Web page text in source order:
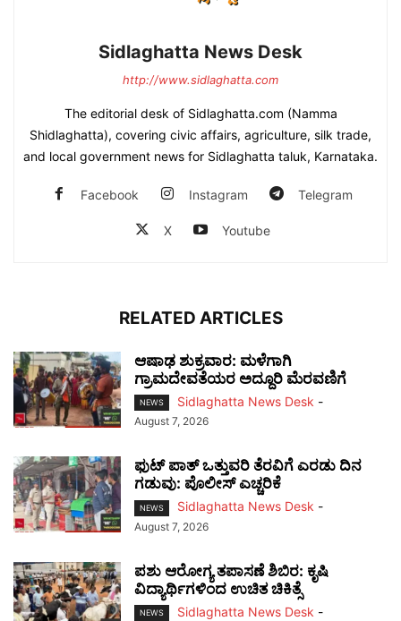
Sidlaghatta News Desk
http://www.sidlaghatta.com
The editorial desk of Sidlaghatta.com (Namma
Shidlaghatta), covering civic affairs, agriculture, silk trade,
and local government news for Sidlaghatta taluk, Karnataka.
Facebook Instagram Telegram
X Youtube
RELATED ARTICLES
ಆಷಾಢ ಶುಕ್ರವಾರ: ಮಳೆಗಾಗಿ
ಗ್ರಾಮದೇವತೆಯರ ಅದ್ದೂರಿ ಮೆರವಣಿಗೆ
NEWS Sidlaghatta News Desk -
August 7, 2026
ಫುಟ್‌ ಪಾತ್ ಒತ್ತುವರಿ ತೆರವಿಗೆ ಎರಡು ದಿನ
ಗಡುವು: ಪೊಲೀಸ್ ಎಚ್ಚರಿಕೆ
NEWS Sidlaghatta News Desk -
August 7, 2026
ಪಶು ಆರೋಗ್ಯ ತಪಾಸಣೆ ಶಿಬಿರ: ಕೃಷಿ
ವಿದ್ಯಾರ್ಥಿಗಳಿಂದ ಉಚಿತ ಚಿಕಿತ್ಸೆ
NEWS Sidlaghatta News Desk -